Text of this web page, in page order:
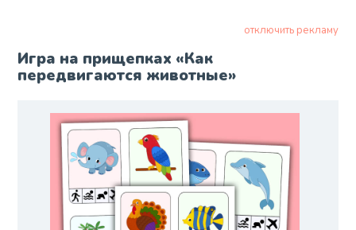
отключить рекламу
Игра на прищепках «Как
передвигаются животные»